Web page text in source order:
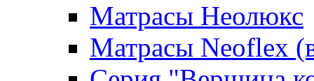
Матрасы Неолюкс
Матрасы Neoflex